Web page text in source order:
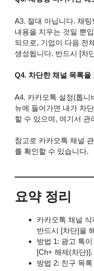
A3. 절대 아닙니다. 채
내용을 지우는 것일 뿐
되므로, 기업이 다음 전
생성됩니다. 반드시 [차
Q4. 차단한 채널 목록을
A4. 카카오톡 설정(톱니
뉴에 들어가면 내가 차
할 수 있으며, 여기서 관
참고로 카카오톡 채널
를 확인할 수 있습니다.
요약 정리
카카오톡 채널
반드시 [차단]을
방법 1: 광고 톡
[Ch+ 해제(차단)].
방법 2: 친구 목